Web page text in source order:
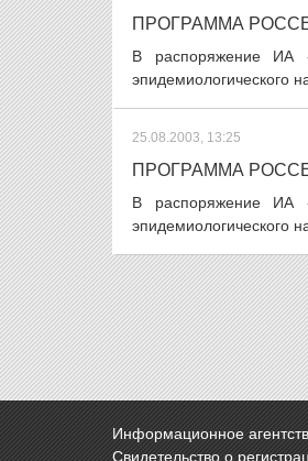
ПРОГРАММА
В распоряжение ИА
эпидемиологического
25.08.2003, 13:25
ПРОГРАММА
В распоряжение ИА
эпидемиологического
Информационное
Свидетельство о